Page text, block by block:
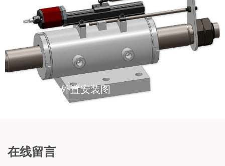
液压油缸外置安装图
在线留言